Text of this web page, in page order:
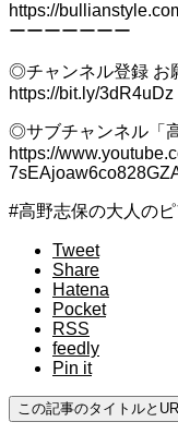
https://
ーーーーーーー
◎チャンネル登録 お
https://bit.ly/3dR4uDz
◎サブチャンネル「
https://
#高野志保の大人の
Tweet
Share
Hatena
Pocket
RSS
feedly
Pin it
この記事のタイトルと